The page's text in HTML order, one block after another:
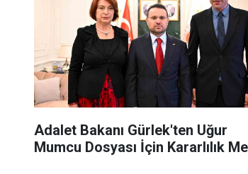
Adalet Bakanı Gürlek'ten Uğur
Mumcu Dosyası İçin Kararlılık